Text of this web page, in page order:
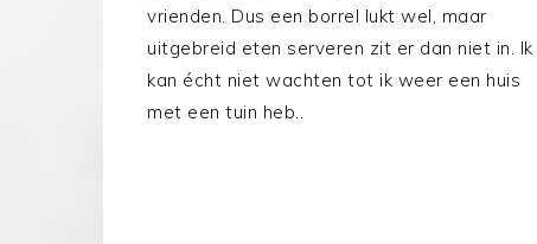
vrienden. Dus een borrel lukt wel, maar
uitgebreid eten serveren zit er dan niet in. Ik
kan écht niet wachten tot ik weer een huis
met een tuin heb..